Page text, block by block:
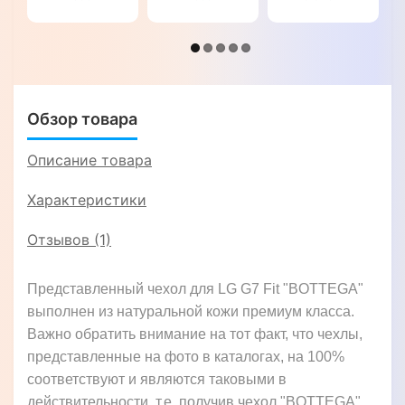
кожи для
Обзор товара
Описание товара
Характеристики
Отзывов (1)
Представленный чехол для LG G7 Fit "BOTTEGA"
выполнен из натуральной кожи премиум класса.
Важно обратить внимание на тот факт, что чехлы,
представленные на фото в каталогах, на 100%
соответствуют и являются таковыми в
действительности, т.е. получив чехол "BOTTEGA"